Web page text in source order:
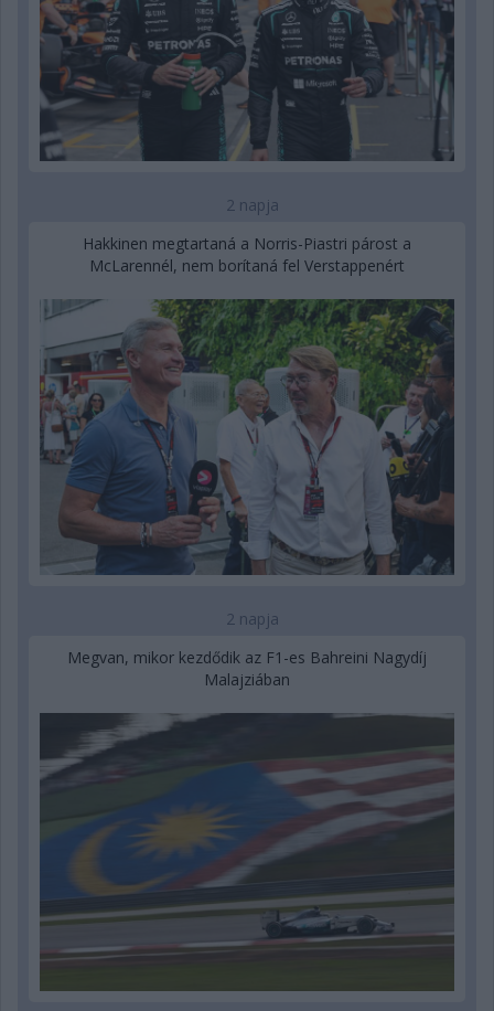
2 napja
Hakkinen megtartaná a Norris-Piastri párost a
McLarennél, nem borítaná fel Verstappenért
2 napja
Megvan, mikor kezdődik az F1-es Bahreini Nagydíj
Malajziában